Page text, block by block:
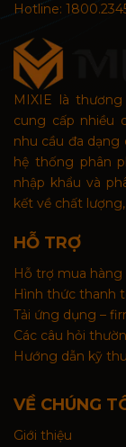
Hotline:
MIXIE là
cung cấp nhiều
nhu cầu đa dạng
hệ thống phân
nhập khẩu và
kết về chất
HỖ TRỢ
Hỗ trợ mua hàng
Hình thức thanh
Tải ứng dụng –
Các câu hỏi
Hướng dẫn kỹ
VỀ CHÚNG
Giới thiệu